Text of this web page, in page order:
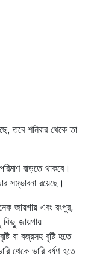
তবে শনিবার থেকে তা
বাড়তে থাকবে।
সম্ভাবনা রয়েছে।
জায়গায় এবং রংপুর,
কিছু জায়গায়
বা বজ্রসহ বৃষ্টি হতে
থেকে ভারি বর্ষণ হতে